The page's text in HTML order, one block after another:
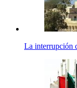
La interrupción